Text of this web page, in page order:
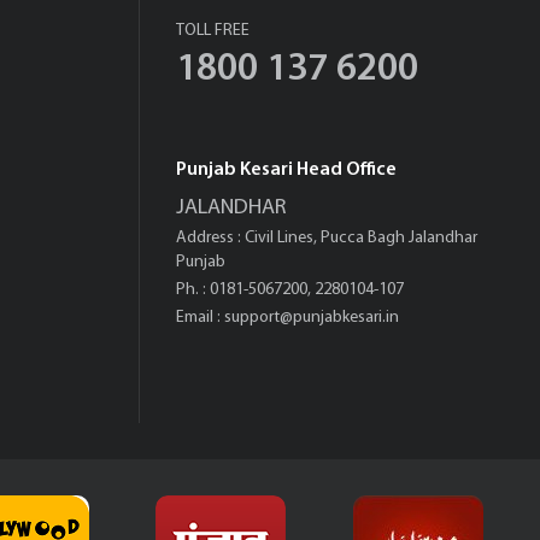
TOLL FREE
1800 137 6200
Punjab Kesari Head Office
JALANDHAR
Address : Civil Lines, Pucca Bagh Jalandhar
Punjab
Ph. : 0181-5067200, 2280104-107
Email : support@punjabkesari.in